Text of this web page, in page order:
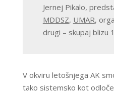
Jernej Pikalo,
MDDSZ, UMAR,
drugi – skupaj blizu
V okviru letošnjega AK
tako sistemsko kot